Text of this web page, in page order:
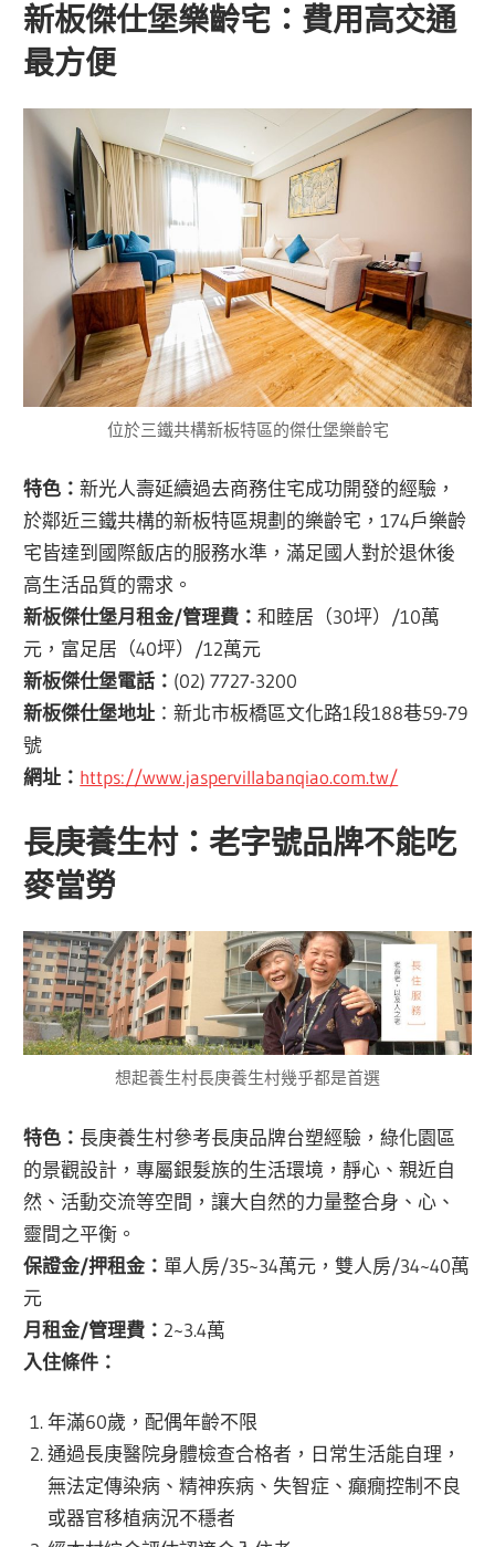
新板傑仕堡樂齡宅：費用高交通
最方便
位於三鐵共構新板特區的傑仕堡樂齡宅
特色：新光人壽延續過去商務住宅成功開發的經驗，
於鄰近三鐵共構的新板特區規劃的樂齡宅，174戶樂齡
宅皆達到國際飯店的服務水準，滿足國人對於退休後
高生活品質的需求。
新板傑仕堡月租金/管理費：和睦居（30坪）/10萬
元，富足居（40坪）/12萬元
新板傑仕堡電話： (02) 7727-3200
新板傑仕堡地址 ：新北市板橋區文化路1段188巷59-79
號
網址： https://www.jaspervillabanqiao.com.tw/
長庚養生村：老字號品牌不能吃
麥當勞
想起養生村長庚養生村幾乎都是首選
特色： 長庚養生村參考長庚品牌台塑經驗，綠化園區
的景觀設計，專屬銀髮族的生活環境，靜心、親近自
然、活動交流等空間，讓大自然的力量整合身、心、
靈間之平衡。
保證金/押租金： 單人房/35~34萬元，雙人房/34~40萬
元
月租金/管理費： 2~3.4萬
入住條件：
年滿60歲，配偶年齡不限
通過長庚醫院身體檢查合格者，日常生活能自理，
無法定傳染病、精神疾病、失智症、癲癇控制不良
或器官移植病況不穩者